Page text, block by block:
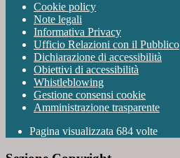
Cookie policy
Note legali
Informativa Privacy
Ufficio Relazioni con il Pubblico
Dichiarazione di accessibilità
Obiettivi di accessibilità
Whistleblowing
Gestione consensi cookie
Amministrazione trasparente
Pagina visualizzata 684 volte